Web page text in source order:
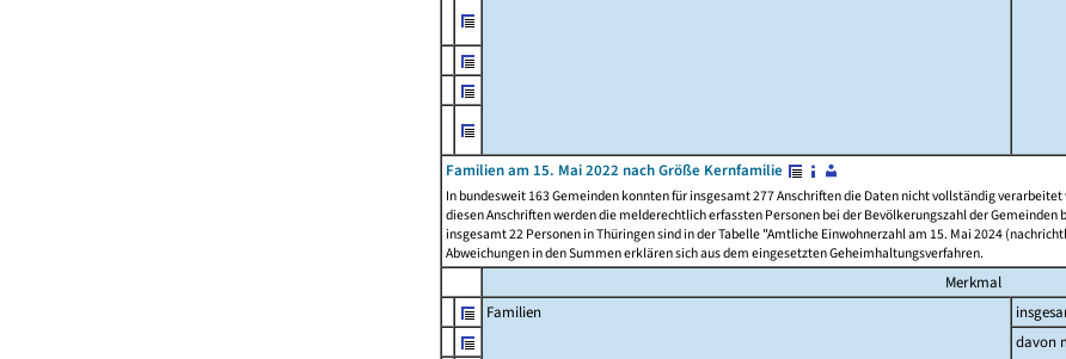
Familien am 15. Mai 2022 nach Größe Kernfamilie
In bundesweit 163 Gemeinden konnten für insgesamt 277 Anschriften die Daten nicht vollständig
diesen Anschriften werden die melderechtlich erfassten Personen bei der Bevölkerungszahl der
insgesamt 22 Personen in Thüringen sind in der Tabelle "Amtliche Einwohnerzahl am 15. Mai 2024
Abweichungen in den Summen erklären sich aus dem eingesetzten Geheimhaltungsverfahren.
Merkmal
Familien
davon